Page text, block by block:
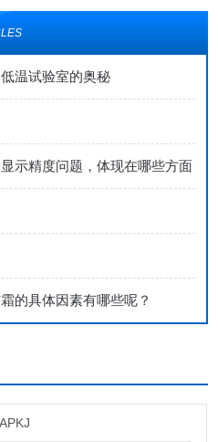
温试验室的奥秘
示精度问题，体现在哪些方面
的具体因素有哪些呢？